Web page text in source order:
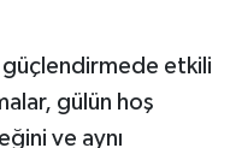
güçlendirmede etkili
gülün hoş
ve aynı